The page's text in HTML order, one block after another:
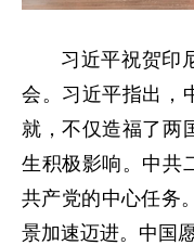
习近平祝贺印
会。习近平指出，
就，不仅造福了两
生积极影响。中共
共产党的中心任务
景加速迈进。中国